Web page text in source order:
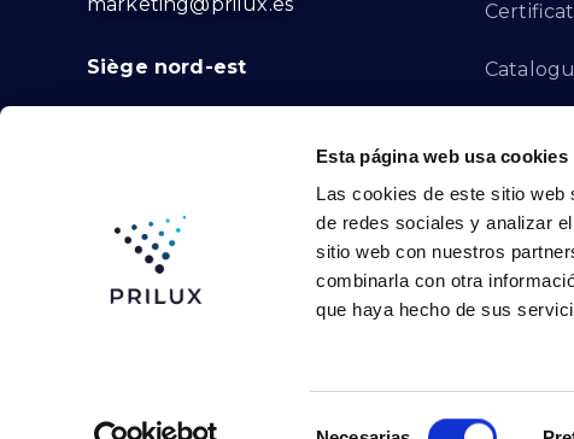
Esta página web usa cookies
Las cookies de este sitio web
de redes sociales y analizar
sitio web con nuestros
combinarla con otra
que haya hecho de sus
marketing@prilux.es
Siège nord-est
08791. Sant Llorenç d’Hortons.
Tél. : (+34) 93 719 23 29
marketing@prilux.es
Canal